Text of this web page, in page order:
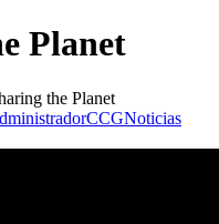
Planet
the Planet
Noticias